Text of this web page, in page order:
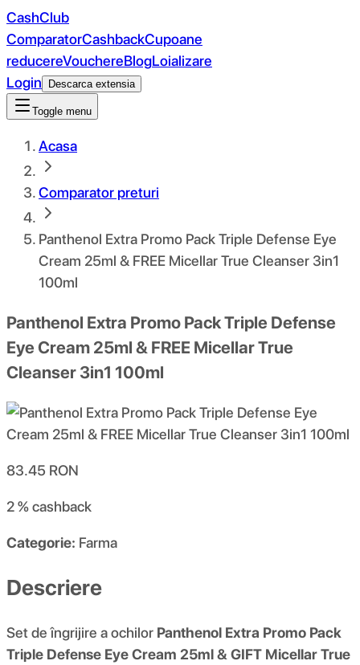
CashClub
ComparatorCashbackCupoane
reducereVouchereBlogLoializare
Login
Descarca extensia
Toggle menu
Acasa
Comparator preturi
Panthenol Extra Promo Pack Triple Defense Eye
Cream 25ml & FREE Micellar True Cleanser 3in1
100ml
Panthenol Extra Promo Pack Triple Defense
Eye Cream 25ml & FREE Micellar True
Cleanser 3in1 100ml
83.45 RON
2 %cashback
Categorie: Farma
Descriere
Set de îngrijire a ochilor Panthenol Extra Promo Pack
Triple Defense Eye Cream 25ml & GIFT Micellar True